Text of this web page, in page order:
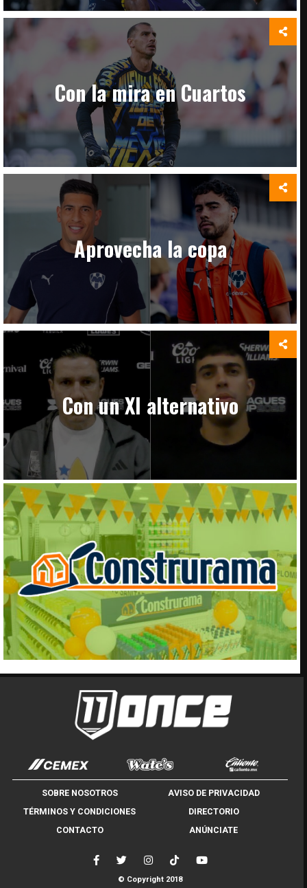
Con la mira en Cuartos
Aprovecha la copa
Con un XI alternativo
SOBRE NOSOTROS
AVISO DE PRIVACIDAD
TÉRMINOS Y CONDICIONES
DIRECTORIO
CONTACTO
ANÚNCIATE
© Copyright 2018